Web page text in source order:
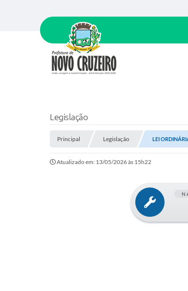
Legislação
Principal Legislação LEI
Atualizado em: 13/05/2026 às 15h22